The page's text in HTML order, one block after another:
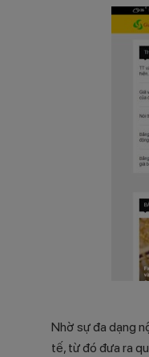
Nhờ sự đa dạng
tế, từ đó đưa ra